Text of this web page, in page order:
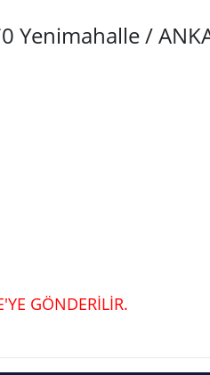
Yenimahalle /
GÖNDERİLİR.